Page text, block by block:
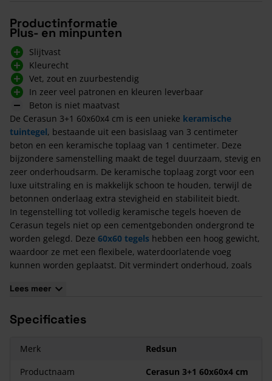
Productinformatie
Plus- en minpunten
Slijtvast
Kleurecht
Vet, zout en zuurbestendig
In zeer veel patronen en kleuren leverbaar
Beton is niet maatvast
De Cerasun 3+1 60x60x4 cm is een unieke keramische
tuintegel, bestaande uit een basislaag van 3 centimeter
beton en een keramische toplaag van 1 centimeter. Deze
bijzondere samenstelling maakt de tegel duurzaam, stevig en
zeer onderhoudsarm. De keramische toplaag zorgt voor een
luxe uitstraling en is makkelijk schoon te houden, terwijl de
betonnen onderlaag extra stevigheid en stabiliteit biedt.
In tegenstelling tot volledig keramische tegels hoeven de
Cerasun tegels niet op een cementgebonden ondergrond te
worden gelegd. Deze 60x60 tegels hebben een hoog gewicht,
waardoor ze met een flexibele, waterdoorlatende voeg
kunnen worden geplaatst. Dit vermindert onderhoud, zoals
Bovendien worden Cerasun tegels geleverd met 2 mm
voorkomen. De tegels zijn verkrijgbaar in verschillende
cm.
betonnen onderlaag
voor dat er 6 - 12% extra bijbesteld
Lees meer
Specificaties
Merk
Redsun
Productnaam
Cerasun 3+1 60x60x4 cm